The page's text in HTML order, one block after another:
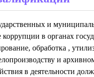
и
в органах
обработка ,
и
в деятельности